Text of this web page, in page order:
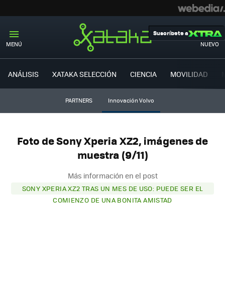
MENÚ NUEVO
Suscríbete a
ANÁLISIS XATAKA SELECCIÓN CIENCIA MOVILIDAD
PARTNERS Innovación Volvo
Foto de Sony Xperia XZ2, imágenes de
muestra (9/11)
Más información en el post
SONY XPERIA XZ2 TRAS UN MES DE USO: PUEDE SER EL
COMIENZO DE UNA BONITA AMISTAD